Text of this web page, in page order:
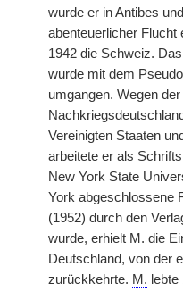
wurde er in Antibes
abenteuerlicher Flucht
1942 die Schweiz. Das
wurde mit dem
umgangen. Wegen
Vereinigten Staaten
arbeitete er als
New York State
York abgeschlossene
(1952) durch den
wurde, erhielt M. die
Deutschland, von der
zurückkehrte. M.